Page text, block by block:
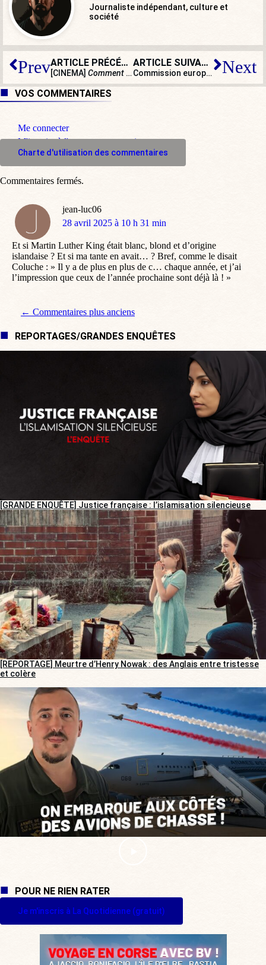
Journaliste indépendant, culture et
société
Prev ARTICLE PRÉCÉDENT
[CINEMA] Comment devenir riche (grâce à sa grand-mère)
ARTICLE SUIVANT
Commission européenne : et maintenant, un contrôle technique annuel ! Next
VOS COMMENTAIRES
Me connecter
M'inscrire à l'espace commentaire
Charte d'utilisation des commentaires
jean-luc06
dit
28 avril 2025 à 10 h 31 min
Et si Martin Luther King était blanc, blond et d’origine
islandaise ? Et si ma tante en avait… ? Bref, comme le disait
Coluche : » Il y a de plus en plus de c… chaque année, et j’ai
l’impression que ceux de l’année prochaine sont déjà là ! »
Navigation de commentaire
← Commentaires plus anciens
Commentaires fermés.
REPORTAGES/GRANDES ENQUÊTES
[GRANDE ENQUÊTE] Justice française : l’islamisation silencieuse
[REPORTAGE] Meurtre d’Henry Nowak : des Anglais entre tristesse
et colère
POUR NE RIEN RATER
Je m'inscris à La Quotidienne (gratuit)